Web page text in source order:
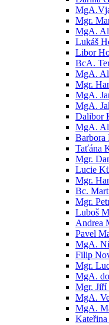
Mgr.
MgA.
Lukáš
Libor
BcA.
MgA.
Mgr.
MgA.
MgA.
Dalibor
MgA.
Barbora
Taťána
Mgr.
Lucie
Mgr.
Bc.
Mgr.
Luboš
Andrea
Pavel
MgA.
Filip
Mgr.
MgA.
Mgr. Jiří
MgA.
MgA.